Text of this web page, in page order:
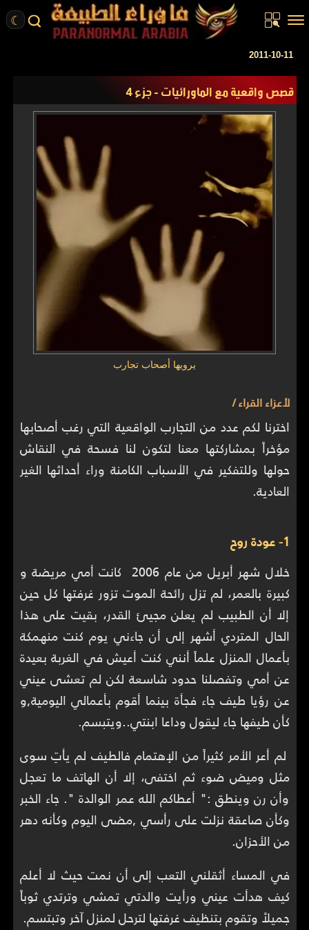
☾
الرئيسية
قصص واقعية
تحقيقات
ركن الخيال
2011-10-11
قصص واقعية مع الماورائيات - جزء 4
يرويها أصحاب تجارب
لأعزاء القراء /
اخترنا لكم عدد من التجارب الواقعية التي رغب أصحابها
مؤخراً بمشاركتها معنا لتكون لنا فسحة في النقاش
حولها وللتفكير في الأسباب الكامنة وراء أحداثها الغير
العادية.
1- عودة روح
خلال شهر أبريل من عام 2006 كانت أمي مريضة و
كبيرة بالعمر، لم تزل رائحة الموت تزور غرفتها كل حين
إلا أن الطبيب لم يعلن مجيئ القدر، بقيت على هذا
الحال المتردي أشهر إلى أن جاءني يوم كنت منهمكة
بأعمال المنزل علماً أنني كنت أعيش في الغربة بعيدة
عن أمي وتفصلنا حدود شاسعة لكن لم تعشى عيني
عن رؤيا طيف جاء فجأة بينما أقوم بأعمالي اليومية,و
كأن طيفها جاء ليقول وداعا ابنتي..ويتبسم.
لم أعر الأمر كثيراً من الإهتمام فالطيف لم يأتِ سوى
مثل وميض ضوء ثم اختفى، إلا أن الهاتف ما تعجل
وأن رن وينطق :" أعطاكم الله عمر الوالدة ". جاء الخبر
وكأن صاعقة نزلت على رأسي ,مضى اليوم وكأنه دهر
من الأحزان.
في المساء أثقلني التعب إلى أن نمت حيث لا أعلم
كيف هدأت عيني ورأيت والدتي تمشي وترتدي ثوباً
جميلاً وتقوم بتنظيف غرفتها لترحل لمنزل آخر وتبتسم.